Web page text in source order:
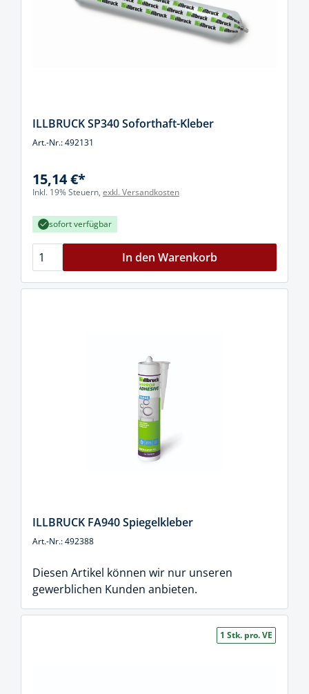
ILLBRUCK SP340 Soforthaft-Kleber
Art.-Nr.: 492131
15,14 €*
Inkl. 19% Steuern, exkl. Versandkosten
sofort verfügbar
In den Warenkorb
ILLBRUCK FA940 Spiegelkleber
Art.-Nr.: 492388
Diesen Artikel können wir nur unseren
gewerblichen Kunden anbieten.
1 Stk. pro. VE